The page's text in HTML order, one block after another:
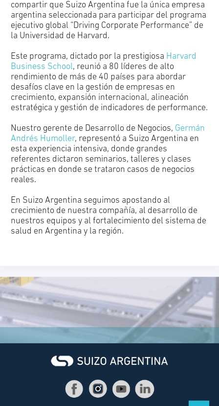
compartir que Suizo Argentina fue la única empresa
argentina seleccionada para participar del programa
ejecutivo global “Driving Corporate Performance” de
la Universidad de Harvard.
Este programa, dictado por la prestigiosa Harvard
Business School, reunió a 80 líderes de alto
rendimiento de más de 40 países para abordar
desafíos clave en la gestión de empresas en
crecimiento, expansión internacional, alineación
estratégica y gestión de indicadores de performance.
Nuestro gerente de Desarrollo de Negocios, Germán
Andrés Humoller, representó a Suizo Argentina en
esta experiencia intensiva, donde grandes
referentes dictaron seminarios, talleres y clases
prácticas en donde se trataron casos de negocios
reales.
En Suizo Argentina seguimos apostando al
crecimiento de nuestra compañía, al desarrollo de
nuestros equipos y al fortalecimiento del sistema de
salud en Argentina y la región.